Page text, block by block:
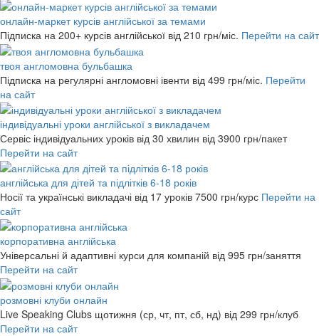
онлайн-маркет курсів англійської за темами
Підписка на 200+ курсів англійської від 210 грн/міс. Перейти на сайт
твоя англомовна бульбашка
Підписка на регулярні англомовні івенти від 499 грн/міс. Перейти
на сайт
індивідуальні уроки англійської з викладачем
Сервіс індивідуальних уроків від 30 хвилин від 3900 грн/пакет
Перейти на сайт
англійська для дітей та підлітків 6-18 років
Носії та українські викладачі від 17 уроків 7500 грн/курс Перейти на
сайт
корпоративна англійська
Універсальні й адаптивні курси для компаній від 995 грн/заняття
Перейти на сайт
розмовні клуби онлайн
Live Speaking Clubs щотижня (ср, чт, пт, сб, нд) від 299 грн/клуб
Перейти на сайт